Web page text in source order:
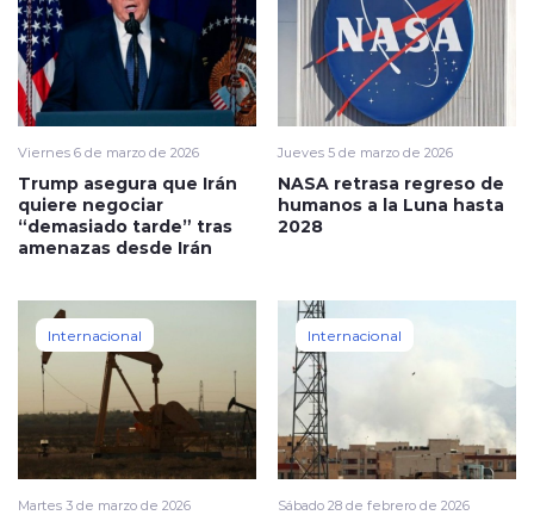
Viernes 6 de marzo de 2026
Trump asegura que Irán
quiere negociar
“demasiado tarde” tras
amenazas desde Irán
Jueves 5 de marzo de 2026
NASA retrasa regreso de
humanos a la Luna hasta
2028
Internacional
Martes 3 de marzo de 2026
Internacional
Sábado 28 de febrero de 2026